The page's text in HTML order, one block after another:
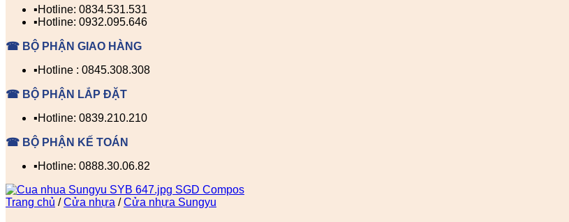
▪️Hotline: 0834.531.531
▪️Hotline: 0932.095.646
☎ BỘ PHẬN GIAO HÀNG
▪️Hotline : 0845.308.308
☎ BỘ PHẬN LẮP ĐẶT
▪️Hotline: 0839.210.210
☎ BỘ PHẬN KẾ TOÁN
▪️Hotline: 0888.30.06.82
Trang chủ / Cửa nhựa / Cửa nhựa Sungyu